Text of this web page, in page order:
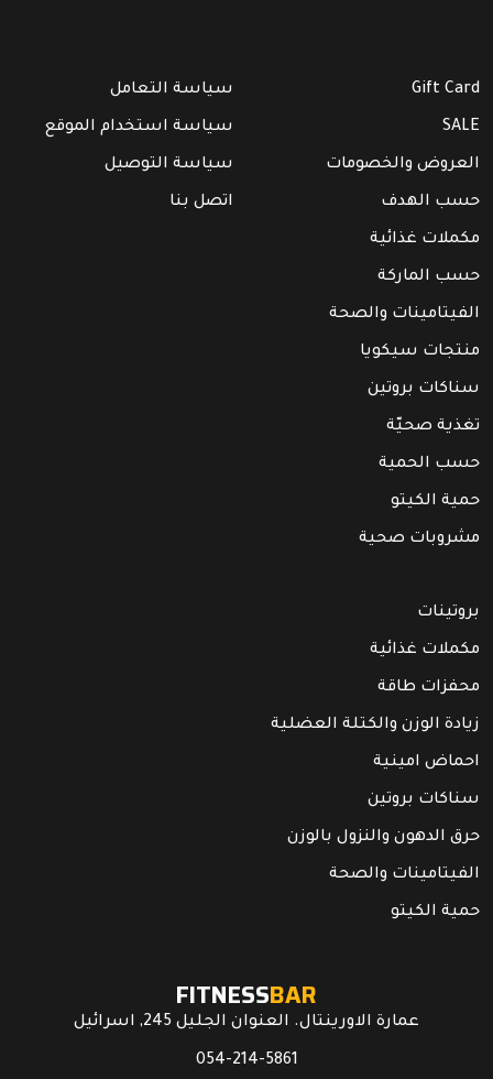
Gift Card
SALE
العروض والخصومات
حسب الهدف
مكملات غذائية
حسب الماركة
الفيتامينات والصحة
منتجات سيكويا
سناكات بروتين
تغذية صحيّة
حسب الحمية
حمية الكيتو
مشروبات صحية
سياسة التعامل
سياسة استخدام الموقع
سياسة التوصيل
اتصل بنا
بروتينات
مكملات غذائية
محفزات طاقة
زيادة الوزن والكتلة العضلية
احماض امينية
سناكات بروتين
حرق الدهون والنزول بالوزن
الفيتامينات والصحة
حمية الكيتو
FITNESSBAR
عمارة الاورينتال. العنوان الجليل 245, اسرائيل
054-214-5861